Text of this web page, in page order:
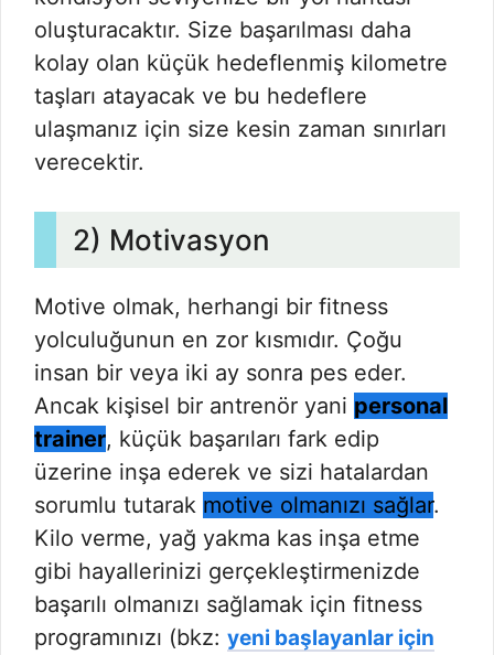
oluşturacaktır. Size başarılması daha
kolay olan küçük hedeflenmiş kilometre
taşları atayacak ve bu hedeflere
ulaşmanız için size kesin zaman sınırları
verecektir.
2) Motivasyon
Motive olmak, herhangi bir fitness
yolculuğunun en zor kısmıdır. Çoğu
insan bir veya iki ay sonra pes eder.
Ancak kişisel bir antrenör yani personal
trainer, küçük başarıları fark edip
üzerine inşa ederek ve sizi hatalardan
sorumlu tutarak motive olmanızı sağlar.
Kilo verme, yağ yakma kas inşa etme
gibi hayallerinizi gerçekleştirmenizde
başarılı olmanızı sağlamak için fitness
programınızı (bkz: yeni başlayanlar için